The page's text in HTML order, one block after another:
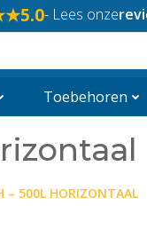
5.0- Lees onze
Toebehoren
– 500L HORIZONTAAL